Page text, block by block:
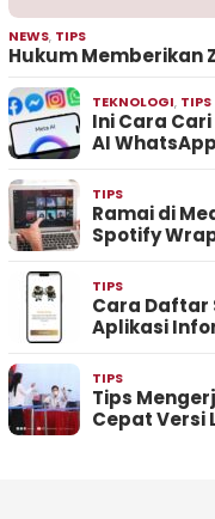
NEWS, TIPS
Hukum Memberikan
TEKNOLOGI, TIPS
Ini Cara
AI
TIPS
Ramai di
Spotify
TIPS
Cara Daftar
Aplikasi
TIPS
Tips
Cepat Versi